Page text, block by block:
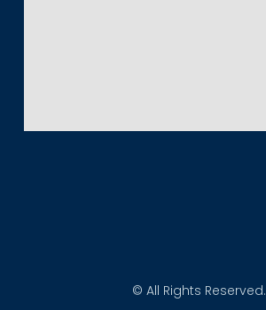
© All Rights Reserved.